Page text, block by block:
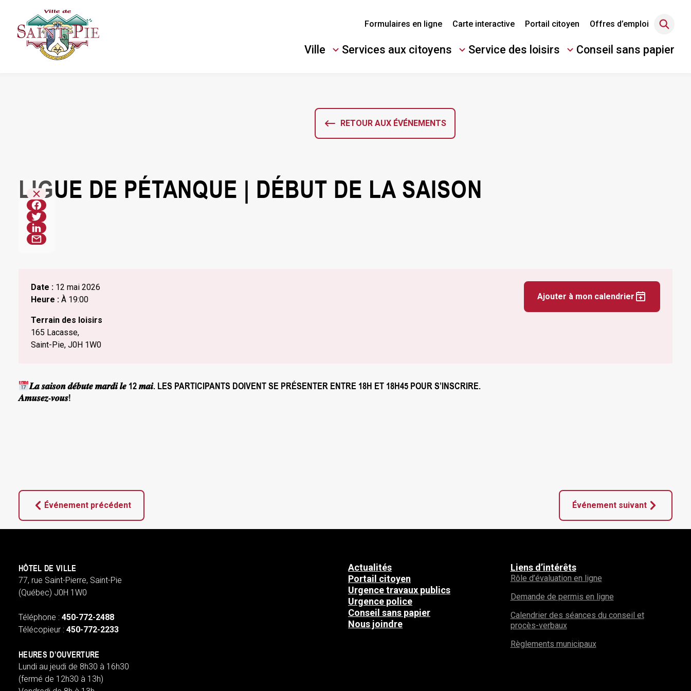
contenu
Formulaires en ligne Carte interactive Portail citoyen Offres d’emploi
Ville
Ouvrir/FermerServices aux citoyens
Ouvrir/Fermer
Service des loisirs
Ouvrir/Fermer
Conseil sans papier
RETOUR AUX ÉVÉNEMENTS
LIGUE DE PÉTANQUE | DÉBUT DE LA SAISON
Date : 12 mai 2026
Heure : À 19:00
Terrain des loisirs
165 Lacasse,
Saint-Pie, J0H 1W0
Ajouter à mon calendrier
𝑳𝒂 𝒔𝒂𝒊𝒔𝒐𝒏 𝒅𝒆́𝒃𝒖𝒕𝒆 𝒎𝒂𝒓𝒅𝒊 𝒍𝒆 12 𝒎𝒂𝒊. LES PARTICIPANTS DOIVENT SE PRÉSENTER ENTRE 18H ET 18H45 POUR S’INSCRIRE.
𝑨𝒎𝒖𝒔𝒆𝒛-𝒗𝒐𝒖𝒔!
Événement précédent Événement suivant
HÔTEL DE VILLE
77, rue Saint-Pierre, Saint-Pie
(Québec) J0H 1W0
Téléphone : 450-772-2488
Télécopieur : 450-772-2233
HEURES D’OUVERTURE
Lundi au jeudi de 8h30 à 16h30
(fermé de 12h30 à 13h)
Actualités
Portail citoyen
Urgence travaux publics
Urgence police
Conseil sans papier
Nous joindre
Liens d’intérêts
Rôle d’évaluation en ligne
Demande de permis en ligne
Calendrier des séances du conseil et
procès-verbaux
Règlements municipaux